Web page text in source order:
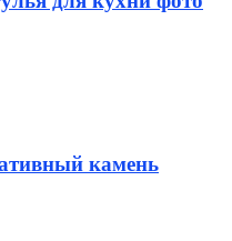
камень